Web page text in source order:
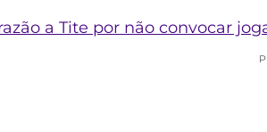
a Tite por não convocar